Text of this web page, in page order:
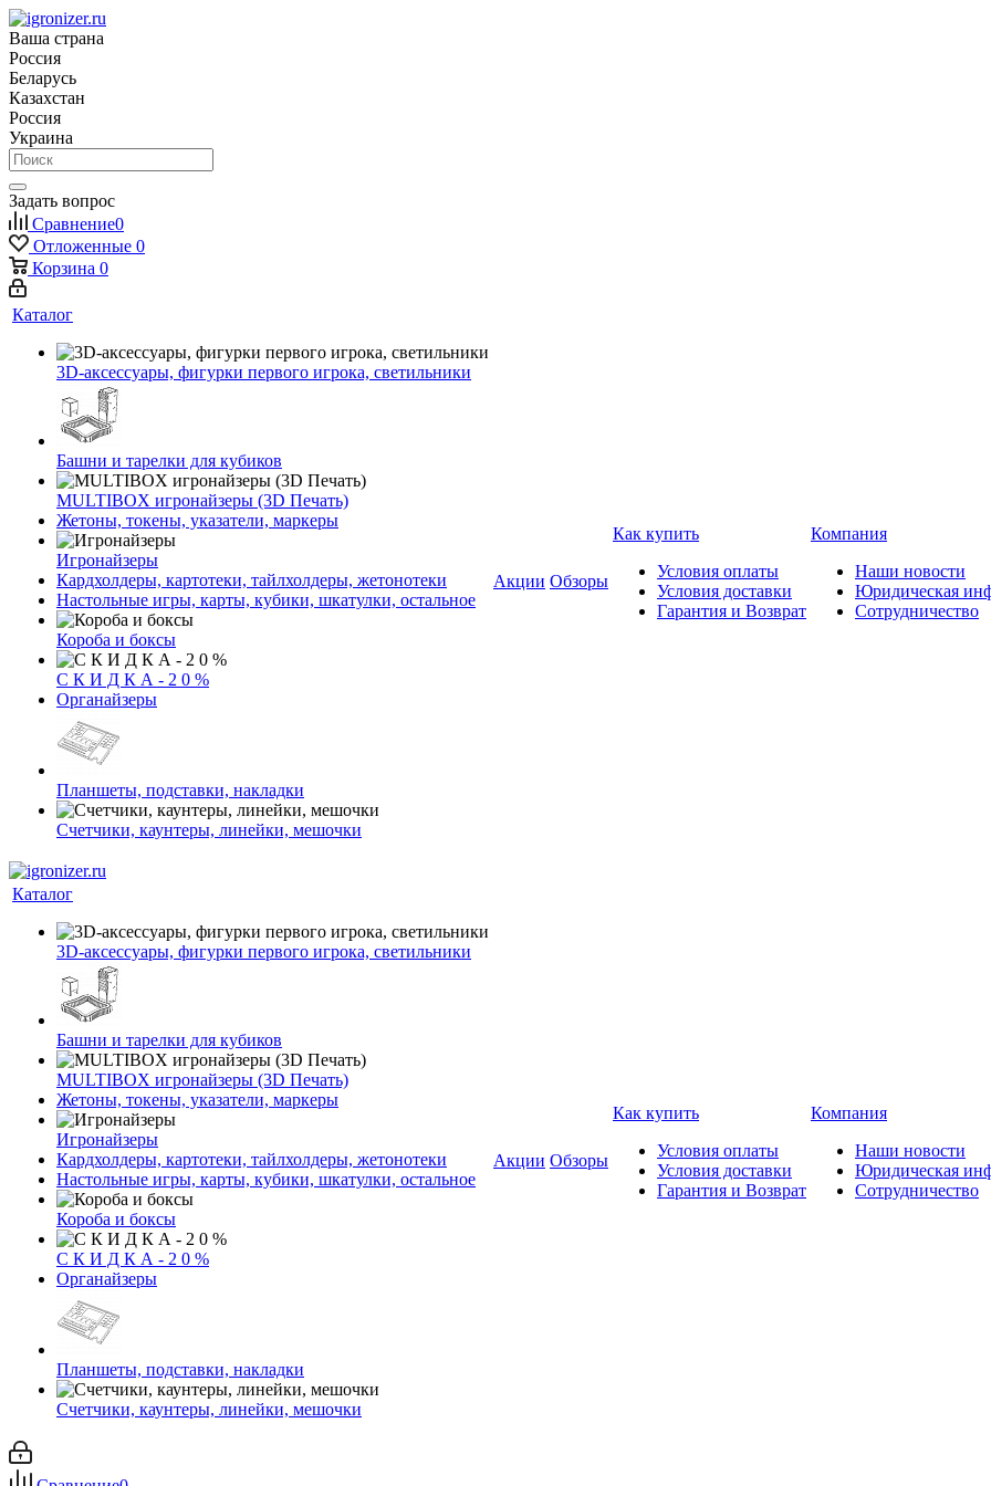
Ваша страна
Россия
Беларусь
Казахстан
Россия
Украина
Задать вопрос
Сравнение0
Отложенные 0
Корзина 0
Каталог
3D-аксессуары, фигурки первого игрока, светильники
Башни и тарелки для кубиков
MULTIBOX игронайзеры (3D Печать)
Жетоны, токены, указатели, маркеры
Игронайзеры
Кардхолдеры, картотеки, тайлхолдеры, жетонотеки
Настольные игры, карты, кубики, шкатулки, остальное
Короба и боксы
С К И Д К А - 2 0 %
Органайзеры
Планшеты, подставки, накладки
Счетчики, каунтеры, линейки, мешочки
Акции Обзоры
Как купить
Условия оплаты
Условия доставки
Гарантия и Возврат
Компания
Наши новости
Юридическая
Сотрудничество
Каталог
3D-аксессуары, фигурки первого игрока, светильники
Башни и тарелки для кубиков
MULTIBOX игронайзеры (3D Печать)
Жетоны, токены, указатели, маркеры
Игронайзеры
Кардхолдеры, картотеки, тайлхолдеры, жетонотеки
Настольные игры, карты, кубики, шкатулки, остальное
Короба и боксы
С К И Д К А - 2 0 %
Органайзеры
Планшеты, подставки, накладки
Счетчики, каунтеры, линейки, мешочки
Акции Обзоры
Как купить
Условия оплаты
Условия доставки
Гарантия и Возврат
Компания
Наши новости
Юридическая
Сотрудничество